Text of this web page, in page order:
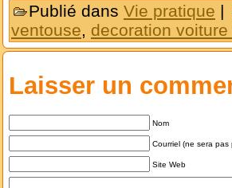
Publié dans Vie pratique |
ventouse, decoration
Laisser un
Nom
Courriel (ne sera pas
Site Web